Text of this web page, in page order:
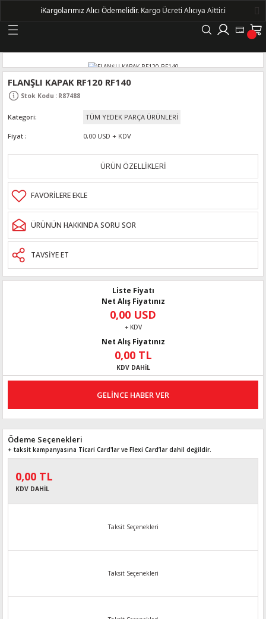
Geri Dön
KASNAKLI ALTERNATÖRLER - 1500
FLANŞLI KAPAK RF120 RF140
Stok Kodu : R87488
Kategori TÜM YEDEK PARÇA ÜRÜNLERİ
Fiyat 0,00 USD + KDV
ÜRÜN ÖZELLİKLERİ
ÜRÜNÜN HAKKINDA SORU SOR
TAVSİYE ET
Liste Fiyatı
Net Alış Fiyatınız
0,00 USD
+ KDV
Net Alış Fiyatınız
0,00 TL
KDV DAHİL
GELİNCE HABER VER
Ödeme Seçenekleri
+ taksit kampanyasına Ticari Card'lar ve Flexi Card’lar dahil değildir.
0,00 TL
KDV DAHİL
Taksit Seçenekleri
Taksit Seçenekleri
ℹ️Kargolarımız Alıcı Ödemelidir. Kargo Ücreti Alıcıya Aittir.ℹ️